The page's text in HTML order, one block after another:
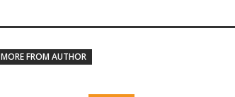
MORE FROM AUTHOR